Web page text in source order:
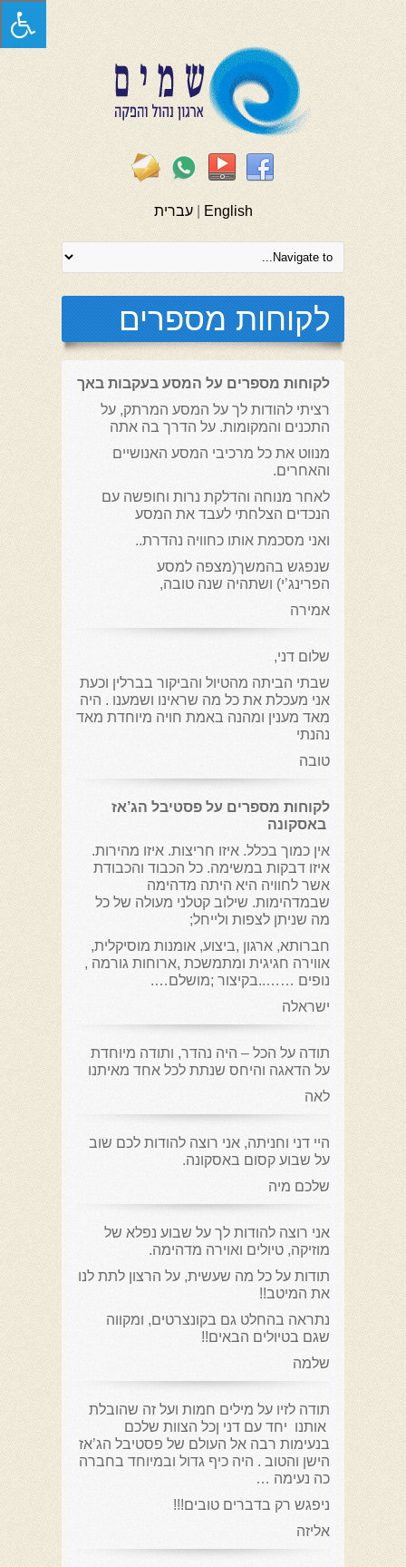
English
|עברית
לקוחות מספרים
לקוחות מספרים על המסע בעקבות באך
רציתי להודות לך על המסע המרתק, על
התכנים והמקומות. על הדרך בה אתה
מנווט את כל מרכיבי המסע האנושיים
והאחרים.
לאחר מנוחה והדלקת נרות וחופשה עם
הנכדים הצלחתי לעבד את המסע
ואני מסכמת אותו כחוויה נהדרת..
שנפגש בהמשך(מצפה למסע
הפרינג’י) ושתהיה שנה טובה,
אמירה
שלום דני,
שבתי הביתה מהטיול והביקור בברלין וכעת
אני מעכלת את כל מה שראינו ושמענו . היה
מאד מענין ומהנה באמת חויה מיוחדת מאד
נהנתי
טובה
לקוחות מספרים על פסטיבל הג’אז
באסקונה
אין כמוך בכלל. איזו חריצות. איזו מהירות.
איזו דבקות במשימה. כל הכבוד והכבודת
אשר לחוויה היא היתה מדהימה
שבמדהימות. שילוב קטלני מעולה של כל
מה שניתן לצפות ולייחל;
חברותא, ארגון ,ביצוע, אומנות מוסיקלית,
אווירה חגיגית ומתמשכת ,ארוחות גורמה ,
נופים ……..בקיצור ;מושלם….
ישראלה
תודה על הכל – היה נהדר, ותודה מיוחדת
על הדאגה והיחס שנתת לכל אחד מאיתנו
לאה
היי דני וחניתה, אני רוצה להודות לכם שוב
על שבוע קסום באסקונה.
שלכם מיה
אני רוצה להודות לך על שבוע נפלא של
מוזיקה, טיולים ואוירה מדהימה.
תודות על כל מה שעשית, על הרצון לתת לנו
את המיטב!!
נתראה בהחלט גם בקונצרטים, ומקווה
שגם בטיולים הבאים!!
שלמה
תודה לזיו על מילים חמות ועל זה שהובלת
אותנו יחד עם דני ןכל הצוות שלכם
בנעימות רבה אל העולם של פסטיבל הג’אז
הישן והטוב . היה כיף גדול ובמיוחד בחברה
כה נעימה …
ניפגש רק בדברים טובים!!!
אליזה